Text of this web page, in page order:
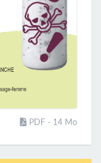
PDF - 14 Mo